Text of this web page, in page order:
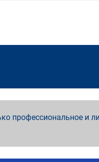
профессиональное и